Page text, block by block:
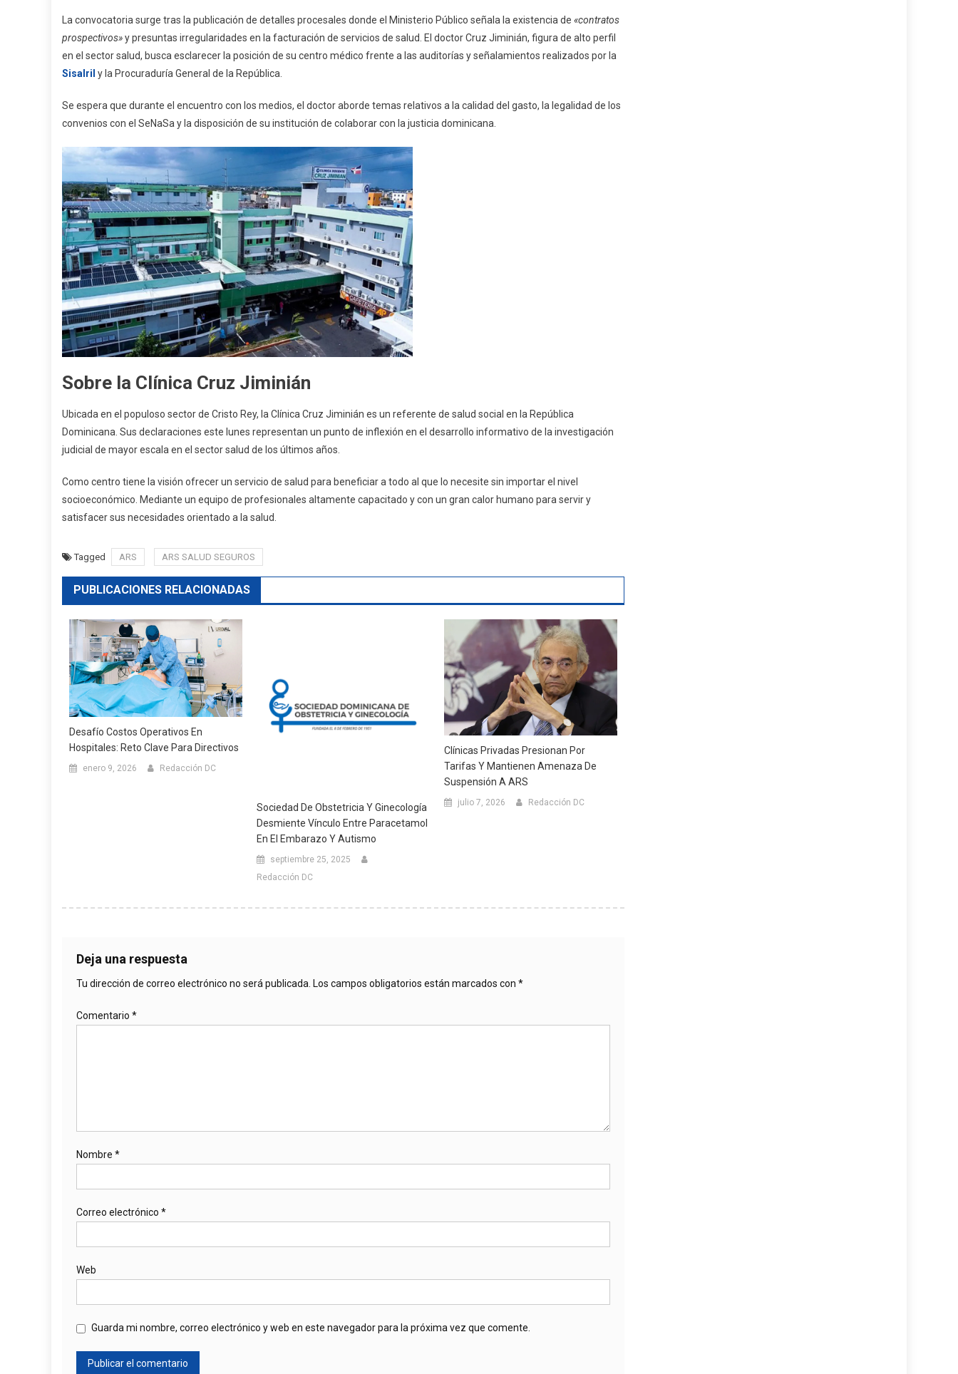
La convocatoria surge tras la publicación de detalles procesales donde el Ministerio Público señala la existencia de «contratos
prospectivos»y presuntas irregularidades en la facturación de servicios de salud. El doctor Cruz Jiminián, figura de alto perfil
en el sector salud, busca esclarecer la posición de su centro médico frente a las auditorías y señalamientos realizados por la
Sisalril y la Procuraduría General de la República.
Se espera que durante el encuentro con los medios, el doctor aborde temas relativos a la calidad del gasto, la legalidad de los
convenios con el SeNaSa y la disposición de su institución de colaborar con la justicia dominicana.
Sobre la Clínica Cruz Jiminián
Ubicada en el populoso sector de Cristo Rey, la Clínica Cruz Jiminián es un referente de salud social en la República
Dominicana. Sus declaraciones este lunes representan un punto de inflexión en el desarrollo informativo de la investigación
judicial de mayor escala en el sector salud de los últimos años.
Como centro tiene la visión ofrecer un servicio de salud para beneficiar a todo al que lo necesite sin importar el nivel
socioeconómico. Mediante un equipo de profesionales altamente capacitado y con un gran calor humano para servir y
satisfacer sus necesidades orientado a la salud.
Tagged ARS ARS SALUD SEGUROS
PUBLICACIONES RELACIONADAS
Desafío Costos Operativos En
Hospitales: Reto Clave Para Directivos
enero 9, 2026 Redacción DC
Sociedad De Obstetricia Y Ginecología
Desmiente Vínculo Entre Paracetamol
En El Embarazo Y Autismo
septiembre 25, 2025
Redacción DC
Clínicas Privadas Presionan Por
Tarifas Y Mantienen Amenaza De
Suspensión A ARS
julio 7, 2026 Redacción DC
Deja una respuesta
Tu dirección de correo electrónico no será publicada. Los campos obligatorios están marcados con *
Comentario *
Nombre *
Correo electrónico *
Web
Guarda mi nombre, correo electrónico y web en este navegador para la próxima vez que comente.